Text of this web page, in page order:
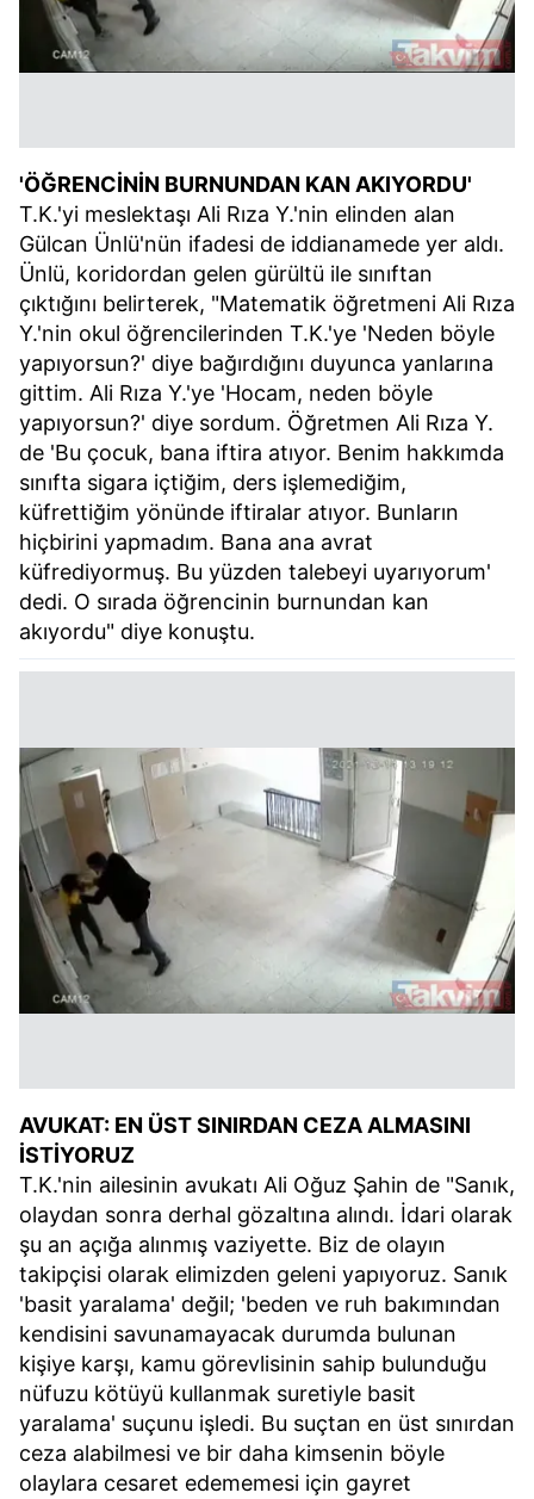
'ÖĞRENCİNİN BURNUNDAN KAN AKIYORDU'
T.K.'yi meslektaşı Ali Rıza Y.'nin elinden alan
Gülcan Ünlü'nün ifadesi de iddianamede yer aldı.
Ünlü, koridordan gelen gürültü ile sınıftan
çıktığını belirterek, "Matematik öğretmeni Ali Rıza
Y.'nin okul öğrencilerinden T.K.'ye 'Neden böyle
yapıyorsun?' diye bağırdığını duyunca yanlarına
gittim. Ali Rıza Y.'ye 'Hocam, neden böyle
yapıyorsun?' diye sordum. Öğretmen Ali Rıza Y.
de 'Bu çocuk, bana iftira atıyor. Benim hakkımda
sınıfta sigara içtiğim, ders işlemediğim,
küfrettiğim yönünde iftiralar atıyor. Bunların
hiçbirini yapmadım. Bana ana avrat
küfrediyormuş. Bu yüzden talebeyi uyarıyorum'
dedi. O sırada öğrencinin burnundan kan
akıyordu" diye konuştu.
AVUKAT: EN ÜST SINIRDAN CEZA ALMASINI
İSTİYORUZ
T.K.'nin ailesinin avukatı Ali Oğuz Şahin de "Sanık,
olaydan sonra derhal gözaltına alındı. İdari olarak
şu an açığa alınmış vaziyette. Biz de olayın
takipçisi olarak elimizden geleni yapıyoruz. Sanık
'basit yaralama' değil; 'beden ve ruh bakımından
kendisini savunamayacak durumda bulunan
kişiye karşı, kamu görevlisinin sahip bulunduğu
nüfuzu kötüyü kullanmak suretiyle basit
yaralama' suçunu işledi. Bu suçtan en üst sınırdan
ceza alabilmesi ve bir daha kimsenin böyle
olaylara cesaret edememesi için gayret